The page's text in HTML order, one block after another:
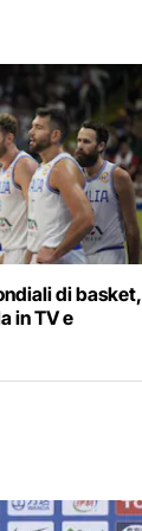
di basket,
in TV e